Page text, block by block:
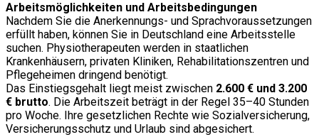
Arbeitsmöglichkeiten und Arbeitsbedingungen
Nachdem Sie die Anerkennungs- und Sprachvoraussetzungen
erfüllt haben, können Sie in Deutschland eine Arbeitsstelle
suchen. Physiotherapeuten werden in staatlichen
Krankenhäusern, privaten Kliniken, Rehabilitationszentren und
Pflegeheimen dringend benötigt.
Das Einstiegsgehalt liegt meist zwischen 2.600 € und 3.200
€ brutto. Die Arbeitszeit beträgt in der Regel 35–40 Stunden
pro Woche. Ihre gesetzlichen Rechte wie Sozialversicherung,
Versicherungsschutz und Urlaub sind abgesichert.